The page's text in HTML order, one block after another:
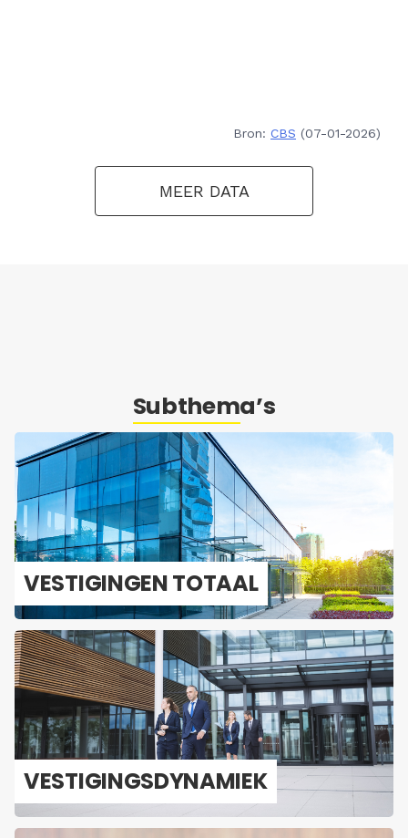
Bron: CBS (07-01-2026)
MEER DATA
Subthema’s
VES­TI­GIN­GEN TO­TAAL
VES­TI­GINGS­DY­NA­MIEK